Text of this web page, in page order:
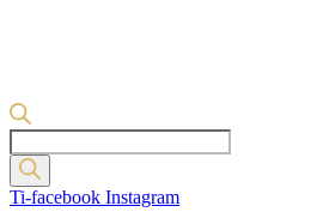
Products
search
Ti-facebook Instagram